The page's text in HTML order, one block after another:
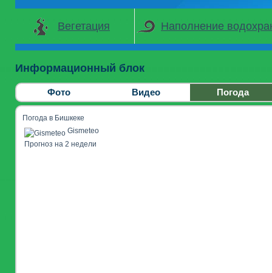
Вегетация Наполнение
Информационный блок
Фото Видео Погода
Погода в Бишкеке
Gismeteo
Прогноз на 2 недели